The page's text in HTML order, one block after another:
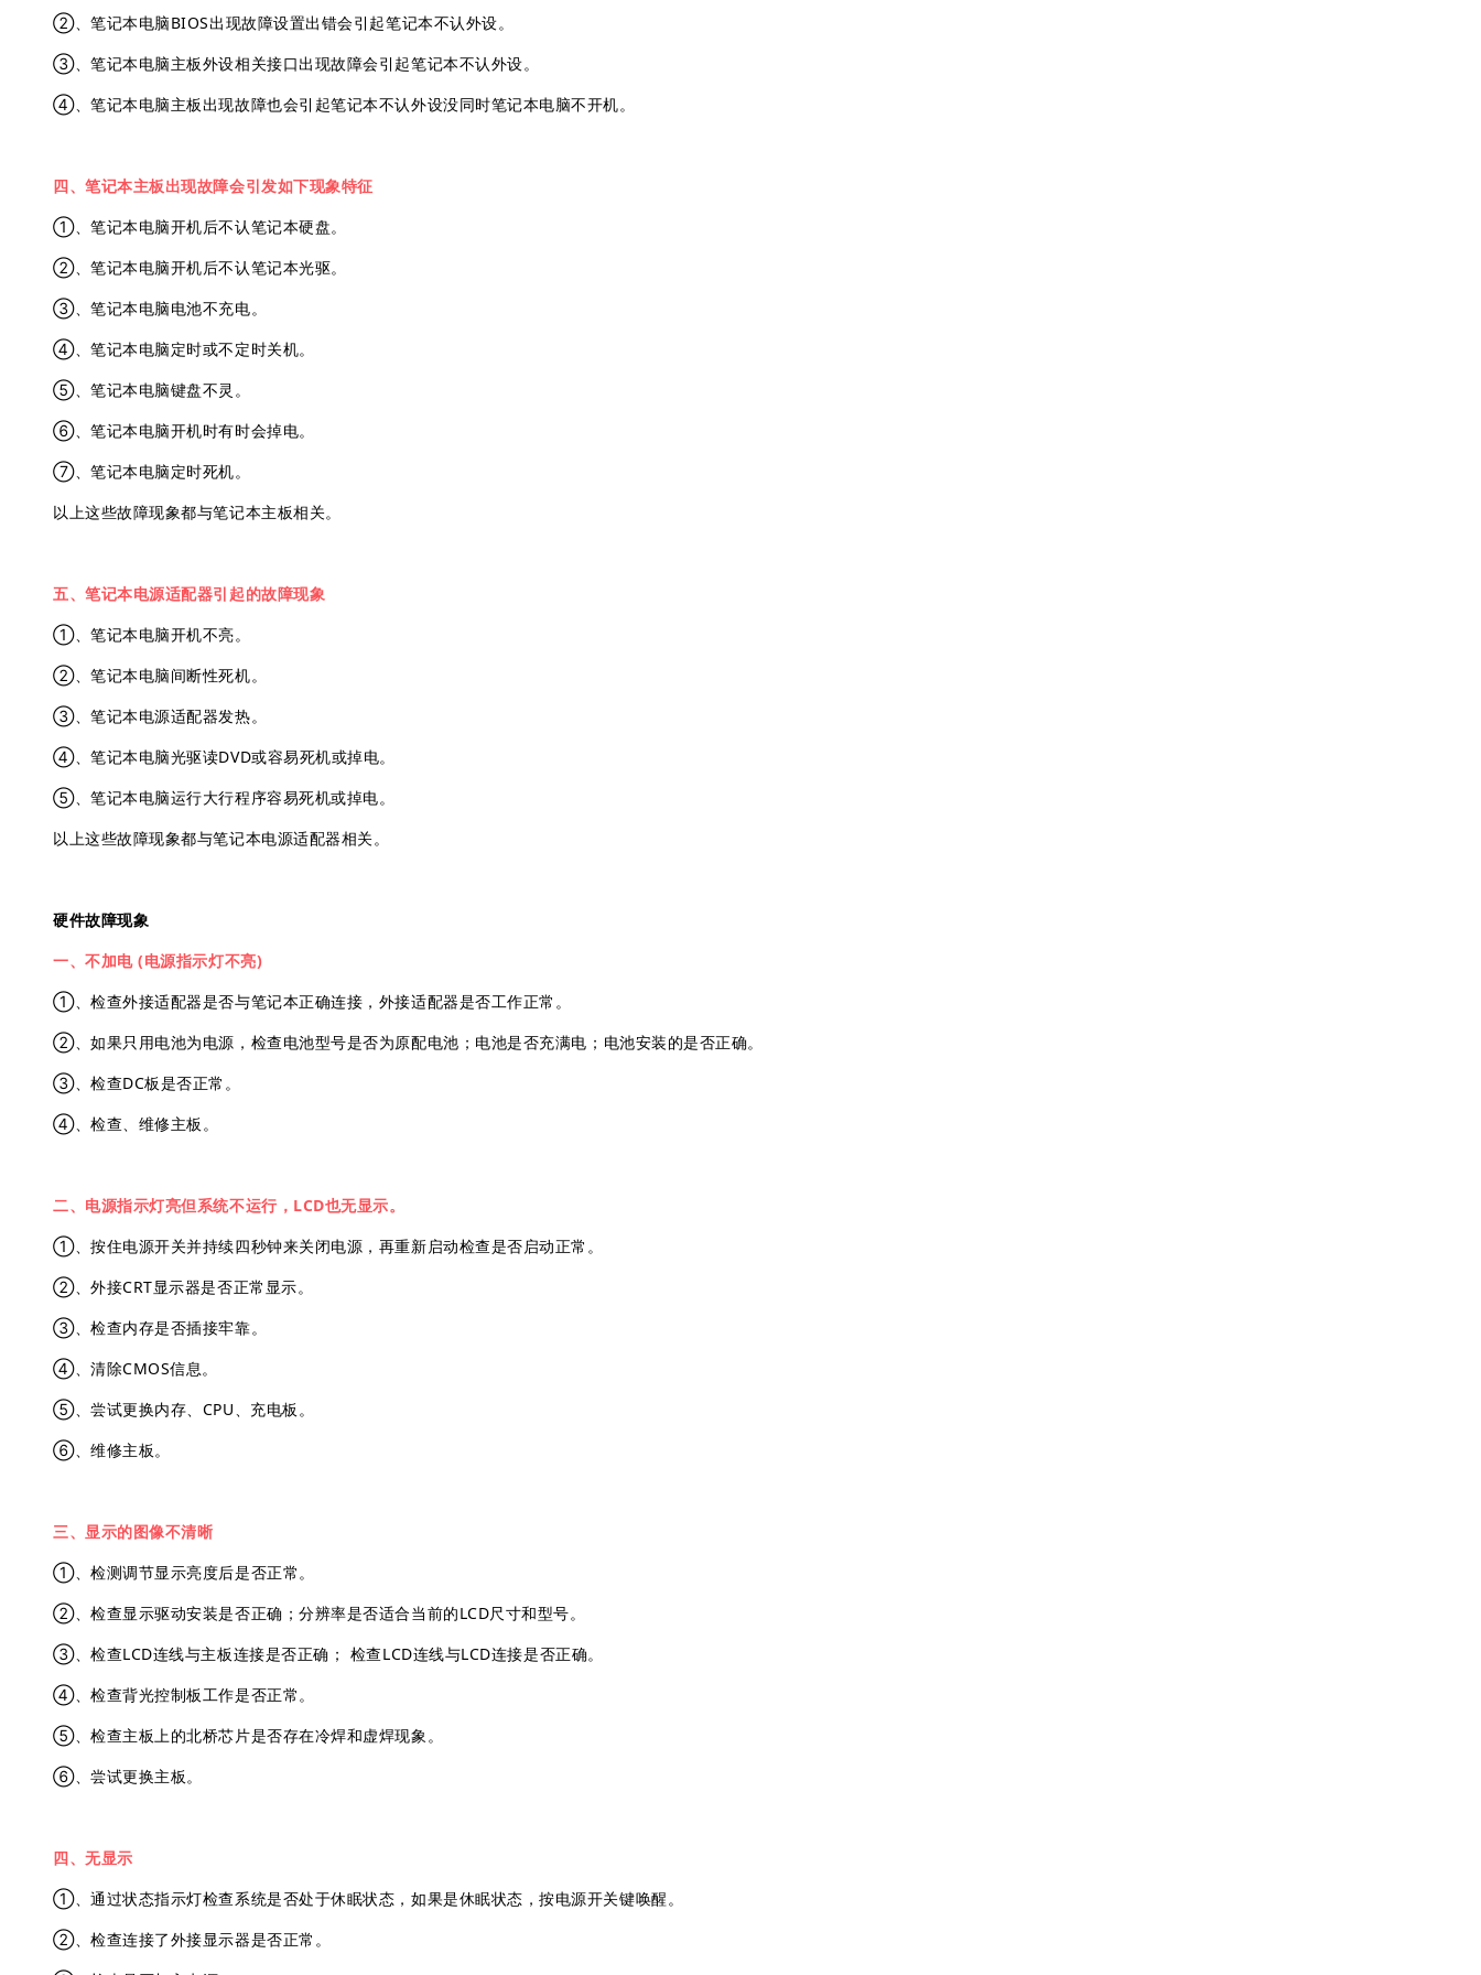
②、笔记本电脑BIOS出现故障设置出错会引起笔记本不认外设。
③、笔记本电脑主板外设相关接口出现故障会引起笔记本不认外设。
④、笔记本电脑主板出现故障也会引起笔记本不认外设没同时笔记本电脑不开机。
四、笔记本主板出现故障会引发如下现象特征
①、笔记本电脑开机后不认笔记本硬盘。
②、笔记本电脑开机后不认笔记本光驱。
③、笔记本电脑电池不充电。
④、笔记本电脑定时或不定时关机。
⑤、笔记本电脑键盘不灵。
⑥、笔记本电脑开机时有时会掉电。
⑦、笔记本电脑定时死机。
以上这些故障现象都与笔记本主板相关。
五、笔记本电源适配器引起的故障现象
①、笔记本电脑开机不亮。
②、笔记本电脑间断性死机。
③、笔记本电源适配器发热。
④、笔记本电脑光驱读DVD或容易死机或掉电。
⑤、笔记本电脑运行大行程序容易死机或掉电。
以上这些故障现象都与笔记本电源适配器相关。
硬件故障现象
一、不加电 (电源指示灯不亮)
①、检查外接适配器是否与笔记本正确连接，外接适配器是否工作正常。
②、如果只用电池为电源，检查电池型号是否为原配电池； 电池是否充满电； 电池安装的是否正确。
③、检查DC板是否正常。
④、检查、维修主板。
二、电源指示灯亮但系统不运行，LCD也无显示。
①、按住电源开关并持续四秒钟来关闭电源，再重新启动检查是否启动正常。
②、外接CRT显示器是否正常显示。
③、检查内存是否插接牢靠。
④、清除CMOS信息。
⑤、尝试更换内存、CPU、充电板。
⑥、维修主板。
三、显示的图像不清晰
①、检测调节显示亮度后是否正常。
②、检查显示驱动安装是否正确；分辨率是否适合当前的LCD尺寸和型号。
③、检查LCD连线与主板连接是否正确； 检查LCD连线与LCD连接是否正确。
④、检查背光控制板工作是否正常。
⑤、检查主板上的北桥芯片是否存在冷焊和虚焊现象。
⑥、尝试更换主板。
四、无显示
①、通过状态指示灯检查系统是否处于休眠状态，如果是休眠状态，按电源开关键唤醒。
②、检查连接了外接显示器是否正常。